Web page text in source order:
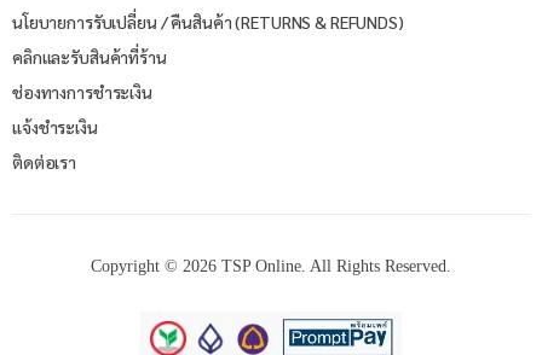
นโยบายการรับเปลี่ยน / คืนสินค้า (RETURNS & REFUNDS)
คลิกและรับสินค้าที่ร้าน
ช่องทางการชำระเงิน
แจ้งชำระเงิน
ติดต่อเรา
Copyright © 2026 TSP Online. All Rights Reserved.